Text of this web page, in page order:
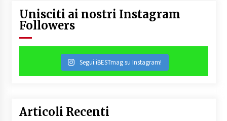
Unisciti ai nostri Instagram
Followers
Segui iBESTmag su Instagram!
Articoli Recenti